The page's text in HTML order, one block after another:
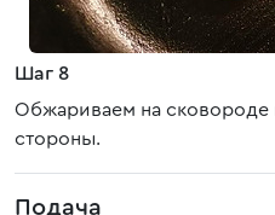
Шаг 8
Обжариваем на сковороде
стороны.
Подача